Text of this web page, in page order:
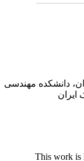
دانشکده مهندسی
This work